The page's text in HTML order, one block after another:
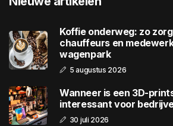
Koffie onderweg: zo
chauffeurs en
wagenpark
5 augustus 2026
Wanneer is een 3D-
interessant voor
30 juli 2026